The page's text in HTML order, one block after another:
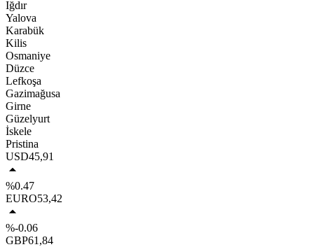
Iğdır
Yalova
Karabük
Kilis
Osmaniye
Düzce
Lefkoşa
Gazimağusa
Girne
Güzelyurt
İskele
Pristina
USD45,91
%0.47
EURO53,42
%-0.06
GBP61,84